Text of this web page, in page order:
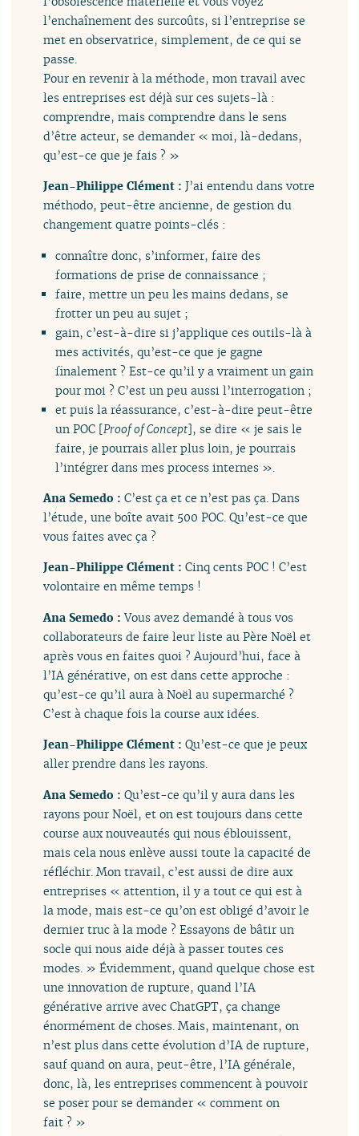
l’enchaînement des surcoûts, si l’entreprise se
met en observatrice, simplement, de ce qui se
passe.
Pour en revenir à la méthode, mon travail avec
les entreprises est déjà sur ces sujets-là :
comprendre, mais comprendre dans le sens
d’être acteur, se demander « moi, là-dedans,
qu’est-ce que je fais ? »
Jean-Philippe Clément :J’ai entendu dans votre
méthodo, peut-être ancienne, de gestion du
changement quatre points-clés :
connaître donc, s’informer, faire des
formations de prise de connaissance ;
faire, mettre un peu les mains dedans, se
frotter un peu au sujet ;
gain, c’est-à-dire si j’applique ces outils-là à
mes activités, qu’est-ce que je gagne
finalement ? Est-ce qu’il y a vraiment un gain
pour moi ? C’est un peu aussi l’interrogation ;
et puis la réassurance, c’est-à-dire peut-être
un POC [Proof of Concept], se dire « je sais le
faire, je pourrais aller plus loin, je pourrais
l’intégrer dans mes process internes ».
Ana Semedo :C’est ça et ce n’est pas ça. Dans
l’étude, une boîte avait 500 POC. Qu’est-ce que
vous faites avec ça ?
Jean-Philippe Clément :Cinq cents POC ! C’est
volontaire en même temps !
Ana Semedo :Vous avez demandé à tous vos
collaborateurs de faire leur liste au Père Noël et
après vous en faites quoi ? Aujourd’hui, face à
l’IA générative, on est dans cette approche :
qu’est-ce qu’il aura à Noël au supermarché ?
C’est à chaque fois la course aux idées.
Jean-Philippe Clément :Qu’est-ce que je peux
aller prendre dans les rayons.
Ana Semedo :Qu’est-ce qu’il y aura dans les
rayons pour Noël, et on est toujours dans cette
course aux nouveautés qui nous éblouissent,
mais cela nous enlève aussi toute la capacité de
réfléchir. Mon travail, c’est aussi de dire aux
entreprises « attention, il y a tout ce qui est à
la mode, mais est-ce qu’on est obligé d’avoir le
dernier truc à la mode ? Essayons de bâtir un
socle qui nous aide déjà à passer toutes ces
modes. » Évidemment, quand quelque chose est
une innovation de rupture, quand l’IA
générative arrive avec ChatGPT, ça change
énormément de choses. Mais, maintenant, on
n’est plus dans cette évolution d’IA de rupture,
sauf quand on aura, peut-être, l’IA générale,
donc, là, les entreprises commencent à pouvoir
se poser pour se demander « comment on
fait ? »